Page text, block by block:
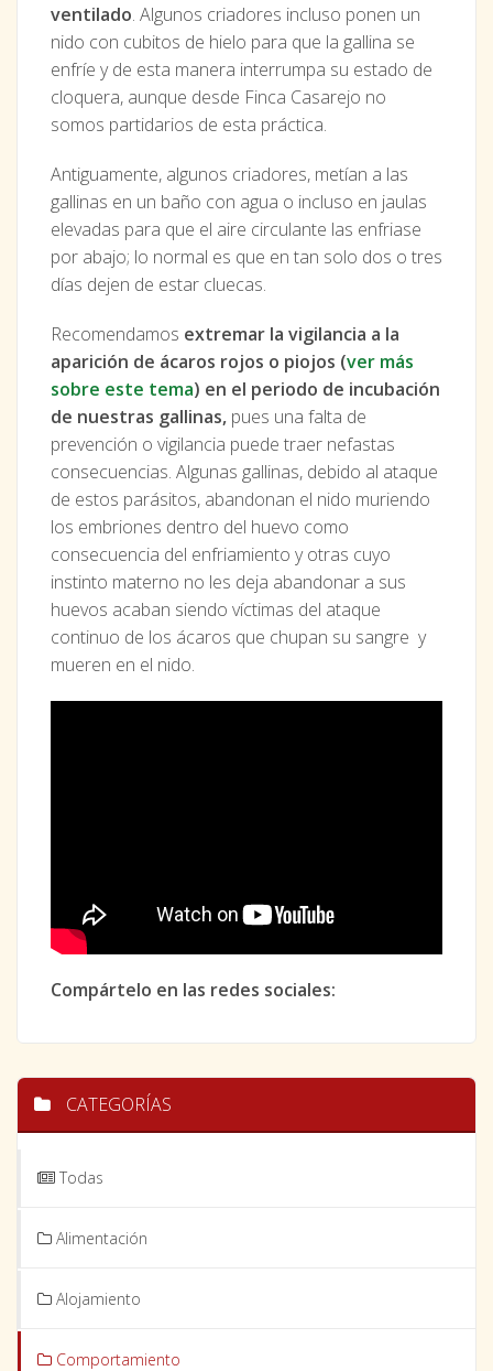
ventilado. Algunos criadores incluso ponen un
nido con cubitos de hielo para que la gallina se
enfríe y de esta manera interrumpa su estado de
cloquera, aunque desde Finca Casarejo no
somos partidarios de esta práctica.
Antiguamente, algunos criadores, metían a las
gallinas en un baño con agua o incluso en jaulas
elevadas para que el aire circulante las enfriase
por abajo; lo normal es que en tan solo dos o tres
días dejen de estar cluecas.
Recomendamos extremar la vigilancia a la
aparición de ácaros rojos o piojos (ver más
sobre este tema) en el periodo de incubación
de nuestras gallinas, pues una falta de
prevención o vigilancia puede traer nefastas
consecuencias. Algunas gallinas, debido al ataque
de estos parásitos, abandonan el nido muriendo
los embriones dentro del huevo como
consecuencia del enfriamiento y otras cuyo
instinto materno no les deja abandonar a sus
huevos acaban siendo víctimas del ataque
continuo de los ácaros que chupan su sangre y
mueren en el nido.
Compártelo en las redes sociales:
CATEGORÍAS
Todas
Alimentación
Alojamiento
Comportamiento